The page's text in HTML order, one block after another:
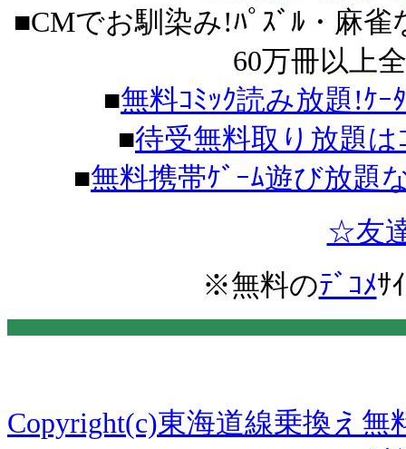
■CMでお馴染み!ﾊﾟｽﾞﾙ・麻雀
60万冊以上
■無料ｺﾐｯｸ読み放題!ｹ
■待受無料取り放題
■無料携帯ｹﾞｰﾑ遊び放題
☆友
※無料のﾃﾞｺﾒｻ
Copyright(c)東海道線乗換え